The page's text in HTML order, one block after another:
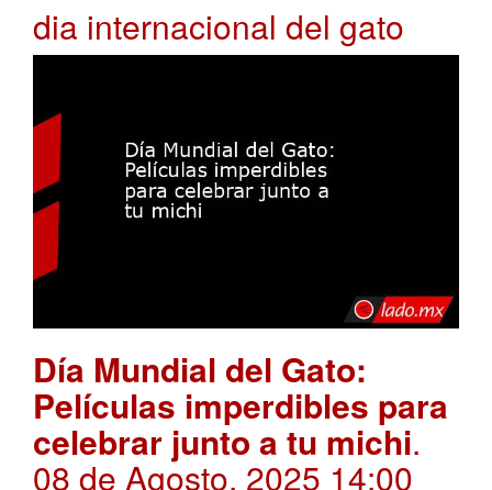
dia internacional del gato
Día Mundial del Gato:
Películas imperdibles para
celebrar junto a tu michi.
08 de Agosto, 2025 14:00